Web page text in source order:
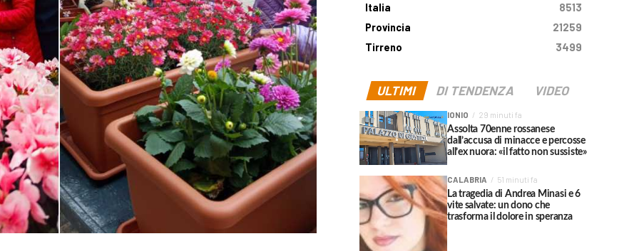
Italia
8513
Provincia
21259
Tirreno
3499
ULTIMI DI TENDENZA VIDEO
IONIO 29 minuti fa
Assolta 70enne rossanese
dall’accusa di minacce e percosse
all’ex nuora: «il fatto non sussiste»
CALABRIA 51 minuti fa
La tragedia di Andrea Minasi e 6
vite salvate: un dono che
trasforma il dolore in speranza